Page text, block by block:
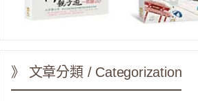
》 文章分類 / Categorization